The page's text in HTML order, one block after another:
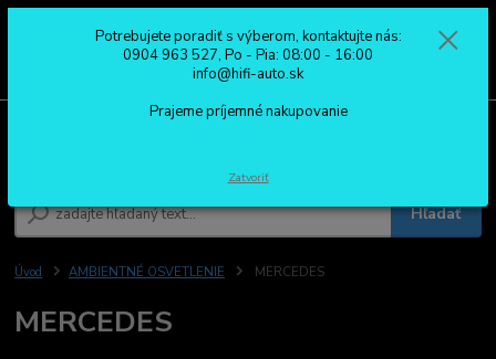
Hľadať
0904 963 527
Po - Pia: 08:00 - 16:00
Úvod AMBIENTNÉ OSVETLENIE MERCEDES
MERCEDES
Potrebujete poradiť s výberom, kontaktujte nás:
0904 963 527, Po - Pia: 08:00 - 16:00
info@hifi-auto.sk
Prajeme príjemné nakupovanie
Zatvoriť